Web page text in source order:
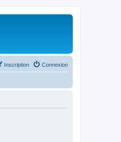
Connexion
Inscription